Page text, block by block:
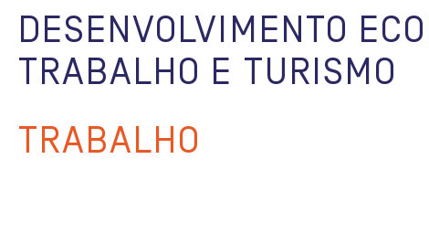
DESENVOLVIMENTO
TRABALHO E TURISMO
TRABALHO